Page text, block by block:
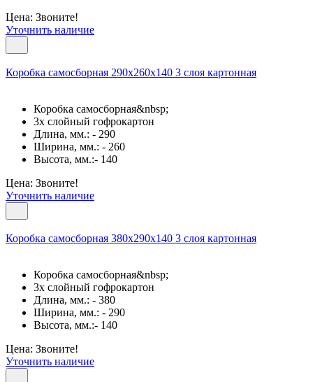
Цена: Звоните!
Уточнить наличие
Коробка самосборная 290х260х140 3 слоя картонная
Коробка самосборная&nbsp;
3х слойный гофрокартон
Длина, мм.: - 290
Ширина, мм.: - 260
Высота, мм.:- 140
Цена: Звоните!
Уточнить наличие
Коробка самосборная 380х290х140 3 слоя картонная
Коробка самосборная&nbsp;
3х слойный гофрокартон
Длина, мм.: - 380
Ширина, мм.: - 290
Высота, мм.:- 140
Цена: Звоните!
Уточнить наличие